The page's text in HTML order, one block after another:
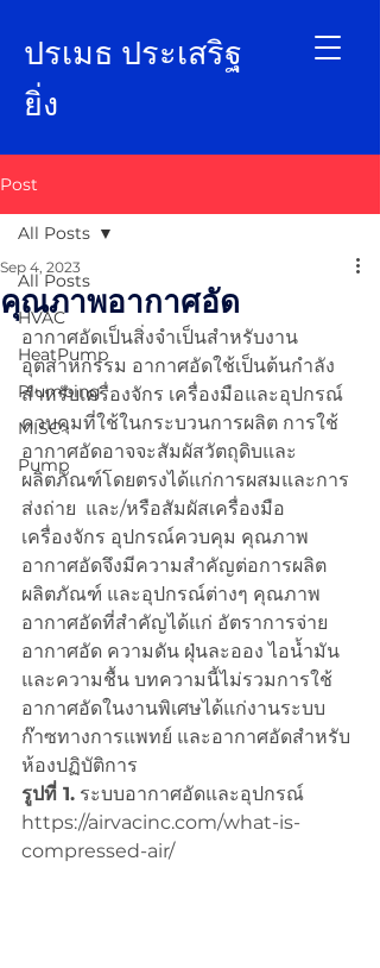
ปรเมธ ประเสริฐ
ยิ่ง
Post
All Posts
HVAC
HeatPump
Plumbing
MISC>
Pump
All Posts
คุณภาพอากาศอัด
Sep 4, 2023
อากาศอัดเป็นสิ่งจำเป็นสำหรับงาน
อุตสาหกรรม อากาศอัดใช้เป็นต้นกำลัง
สำหรับเครื่องจักร เครื่องมือและอุปกรณ์
ควบคุมที่ใช้ในกระบวนการผลิต การใช้
อากาศอัดอาจจะสัมผัสวัตถุดิบและ
ผลิตภัณฑ์โดยตรงได้แก่การผสมและการ
ส่งถ่าย  และ/หรือสัมผัสเครื่องมือ
เครื่องจักร อุปกรณ์ควบคุม คุณภาพ
อากาศอัดจึงมีความสำคัญต่อการผลิต
ผลิตภัณฑ์ และอุปกรณ์ต่างๆ คุณภาพ
อากาศอัดที่สำคัญได้แก่ อัตราการจ่าย
อากาศอัด ความดัน ฝุ่นละออง ไอน้ำมัน
และความชื้น บทความนี้ไม่รวมการใช้
อากาศอัดในงานพิเศษได้แก่งานระบบ
ก๊าซทางการแพทย์ และอากาศอัดสำหรับ
ห้องปฏิบัติการ
รูปที่ 1. ระบบอากาศอัดและอุปกรณ์
https://airvacinc.com/what-is-
compressed-air/